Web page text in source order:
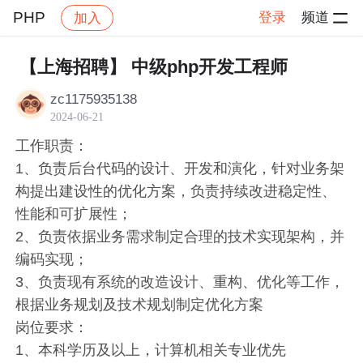
PHP 加入 登录 频道
社区 PHP 帖子详情
【上海招聘】 中级php开发工程师
zc1175935138
2024-06-21
工作职责：
1、负责后台代码的设计、开发和演化，针对业务架
构提出建设性的优化方案，负责持续改进稳定性、
性能和可扩展性；
2、负责依据业务需求制定合理的技术实现架构，并
编码实现；
3、负责现有系统的改造设计、重构、优化等工作，
根据业务规划及技术规划制定优化方案
岗位要求：
1、本科学历及以上，计算机相关专业优先